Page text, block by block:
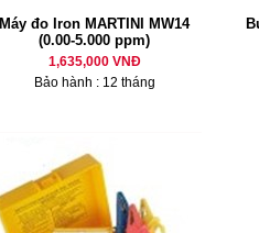
Máy đo Iron MARTINI MW14
(0.00-5.000 ppm)
1,635,000 VNĐ
Bảo hành : 12 tháng